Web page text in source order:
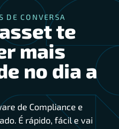
DE CONVERSA
te
mais
no dia a
de Compliance e
É rápido, fácil e vai